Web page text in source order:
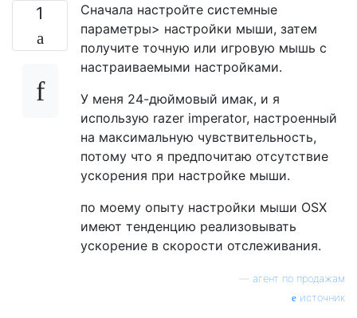
1
Сначала настройте системные
параметры> настройки мыши, затем
получите точную или игровую мышь с
настраиваемыми настройками.
У меня 24-дюймовый имак, и я
использую razer imperator, настроенный
на максимальную чувствительность,
потому что я предпочитаю отсутствие
ускорения при настройке мыши.
по моему опыту настройки мыши OSX
имеют тенденцию реализовывать
ускорение в скорости отслеживания.
агент по продажам
источник